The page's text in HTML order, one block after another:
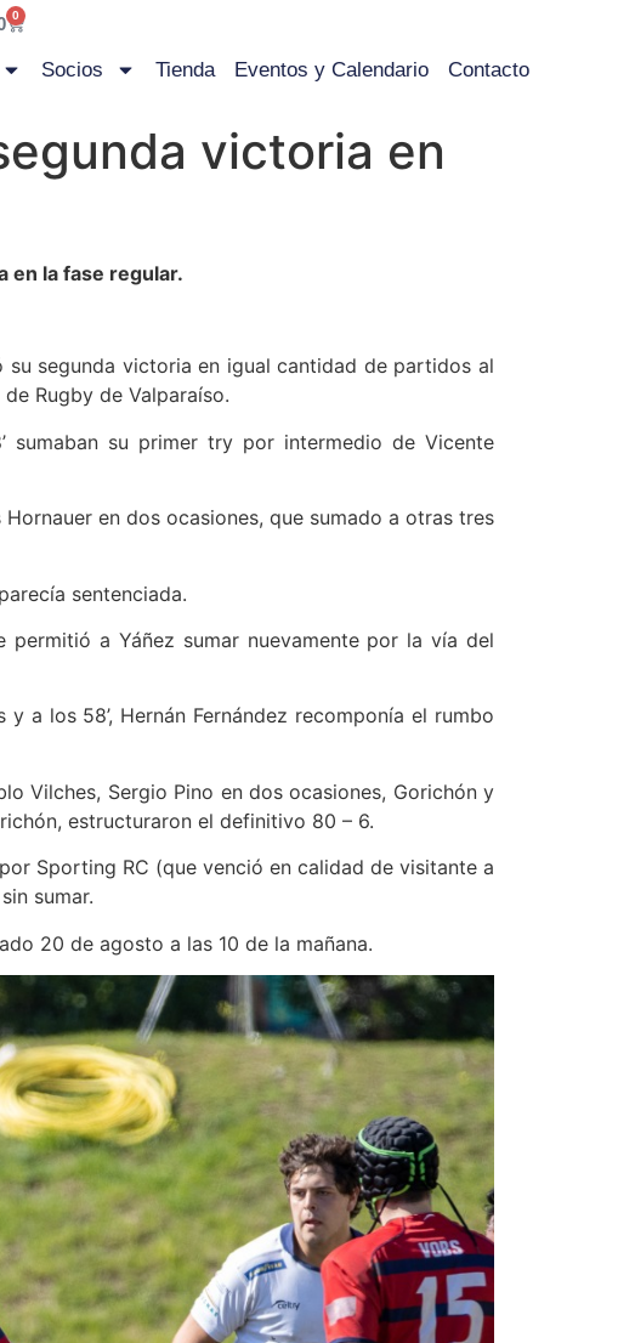
0
Socios Tienda Eventos y Calendario Contacto
victoria en
en la fase regular.
su segunda victoria en igual cantidad de partidos al
Rugby de Valparaíso.
sumaban su primer try por intermedio de Vicente
en dos ocasiones, que sumado a otras tres
sentenciada.
a Yáñez sumar nuevamente por la vía del
a los 58’, Hernán Fernández recomponía el rumbo
Vilches, Sergio Pino en dos ocasiones, Gorichón y
estructuraron el definitivo 80 – 6.
Sporting RC (que venció en calidad de visitante a
sumar.
20 de agosto a las 10 de la mañana.